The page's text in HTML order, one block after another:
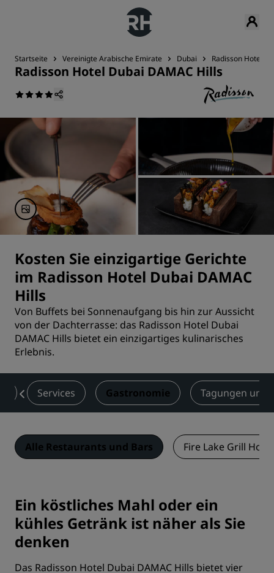
Startseite Vereinigte Arabische Emirate Dubai Radisson Hotel
Radisson Hotel Dubai DAMAC Hills
Kosten Sie einzigartige Gerichte
im Radisson Hotel Dubai DAMAC
Hills
Von Buffets bei Sonnenaufgang bis hin zur Aussicht
von der Dachterrasse: das Radisson Hotel Dubai
DAMAC Hills bietet ein einzigartiges kulinarisches
Erlebnis.
Services Gastronomie Tagungen und
Alle Restaurants und Bars Fire Lake Grill
Ein köstliches Mahl oder ein
kühles Getränk ist näher als Sie
denken
Das Radisson Hotel Dubai DAMAC Hills bietet vier